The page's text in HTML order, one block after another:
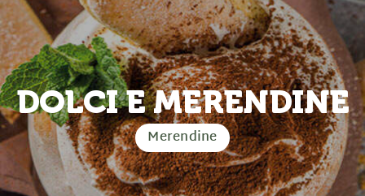
Chi siamo
Blog e Notizie
Store locator
CERCA
PER:
DOLCI E MERENDINE
Merendine